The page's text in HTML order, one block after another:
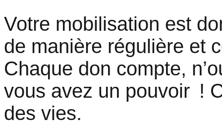
Votre mobilisation est
de manière régulière et
Chaque don compte,
vous avez un pouvoir !
des vies.